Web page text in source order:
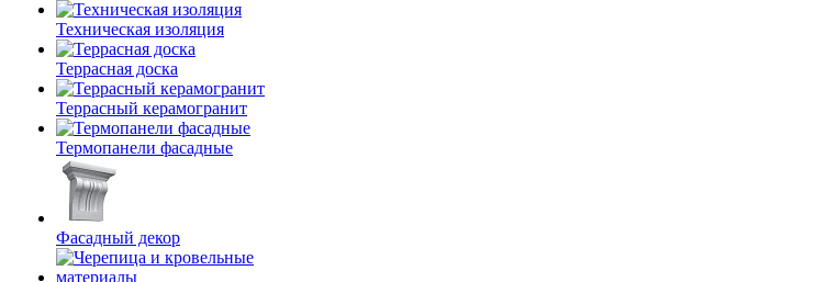
Техническая изоляция
Террасная доска
Террасный керамогранит
Термопанели фасадные
Фасадный декор